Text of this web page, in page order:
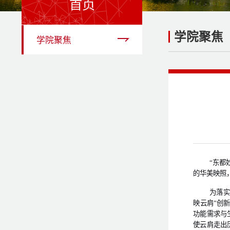
首页
学院聚焦 学院聚焦
“东都
的华美映照
为落
映云肩”创
功能需求与
使云肩走出